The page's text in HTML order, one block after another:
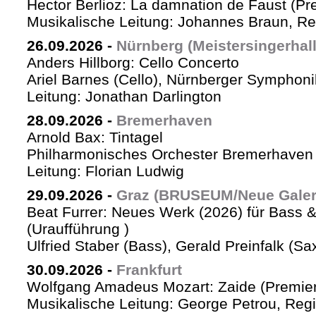
Hector Berlioz: La damnation de Faust
Musikalische Leitung: Johannes Braun,
26.09.2026 - Nürnberg
Anders Hillborg: Cello Concerto
Ariel Barnes (Cello), Nürnberger
Leitung: Jonathan Darlington
28.09.2026 - Bremerhaven
Arnold Bax: Tintagel
Philharmonisches Orchester
Leitung: Florian Ludwig
29.09.2026 - Graz (BRUSEUM/Neue
Beat Furrer: Neues Werk (2026) für Bass
(Uraufführung )
Ulfried Staber (Bass), Gerald Preinfalk
30.09.2026 - Frankfurt
Wolfgang Amadeus Mozart: Zaide
Musikalische Leitung: George Petrou,